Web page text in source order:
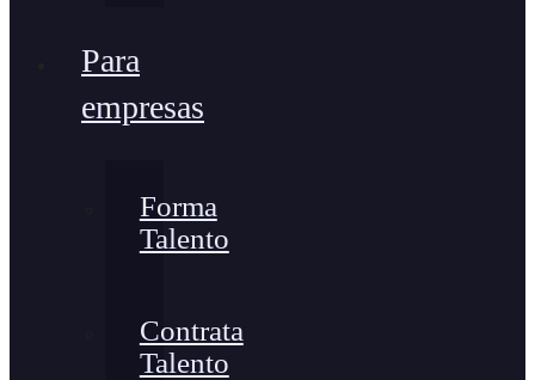
Para
empresas
Forma
Talento
Contrata
Talento